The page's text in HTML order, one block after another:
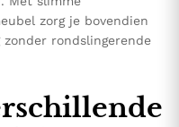
zorg je bovendien
rondslingerende